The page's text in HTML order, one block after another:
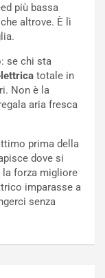
più bassa
altrove. È lì
se chi sta
totale in
Non è la
aria fresca
prima della
dove si
la forza migliore
imparasse a
senza